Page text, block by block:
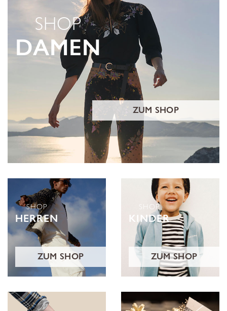
SHOP
DAMEN
ZUM SHOP
SHOP
HERREN
ZUM SHOP
SHOP
KINDER
ZUM SHOP